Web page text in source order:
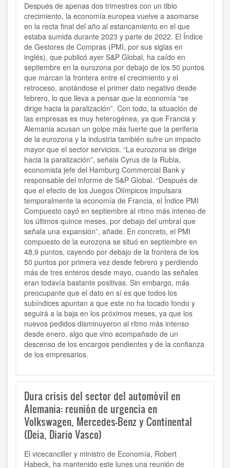
Después de apenas dos trimestres con un tibio
crecimiento, la economía europea vuelve a asomarse
en la recta final del año al estancamiento en el que
estaba sumida durante 2023 y parte de 2022. El Índice
de Gestores de Compras (PMI, por sus siglas en
inglés), que publicó ayer S&P Global, ha caído en
septiembre en la eurozona por debajo de los 50 puntos
que marcan la frontera entre el crecimiento y el
retroceso, anotándose el primer dato negativo desde
febrero, lo que lleva a pensar que la economía “se
dirige hacia la paralización”. Con todo, la situación de
las empresas es muy heterogénea, ya que Francia y
Alemania acusan un golpe más fuerte que la periferia
de la eurozona y la industria también sufre un impacto
mayor que el sector servicios. “La eurozona se dirige
hacia la paralización”, señala Cyrus de la Rubia,
economista jefe del Hamburg Commercial Bank y
responsable del informe de S&P Global. “Después de
que el efecto de los Juegos Olímpicos impulsara
temporalmente la economía de Francia, el Índice PMI
Compuesto cayó en septiembre al ritmo más intenso de
los últimos quince meses, por debajo del umbral que
señala una expansión”, añade. En concreto, el PMI
compuesto de la eurozona se situó en septiembre en
48,9 puntos, cayendo por debajo de la frontera de los
50 puntos por primera vez desde febrero y perdiendo
más de tres enteros desde mayo, cuando las señales
eran todavía bastante positivas. Sin embargo, más
preocupante que el dato en sí es que todos los
subíndices apuntan a que este no ha tocado fondo y
seguirá a la baja en los próximos meses, ya que los
nuevos pedidos disminuyeron al ritmo más intenso
desde enero, algo que vino acompañado de un
descenso de los encargos pendientes y de la confianza
de los empresarios.
Dura crisis del sector del automóvil en
Alemania: reunión de urgencia en
Volkswagen, Mercedes-Benz y Continental
(Deia, Diario Vasco)
El vicecanciller y ministro de Economía, Robert
Habeck, ha mantenido este lunes una reunión de